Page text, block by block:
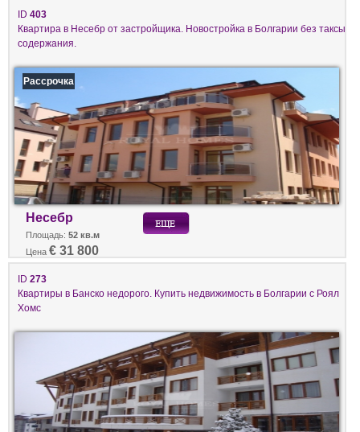
ID 403
Квартира в Несебр от застройщика. Новостройка в Болгарии без таксы
содержания.
Рассрочка
Несебр
Площадь: 52 кв.м
Цена € 31 800
ID 273
Квартиры в Банско недорого. Купить недвижимость в Болгарии с Роял
Хомс